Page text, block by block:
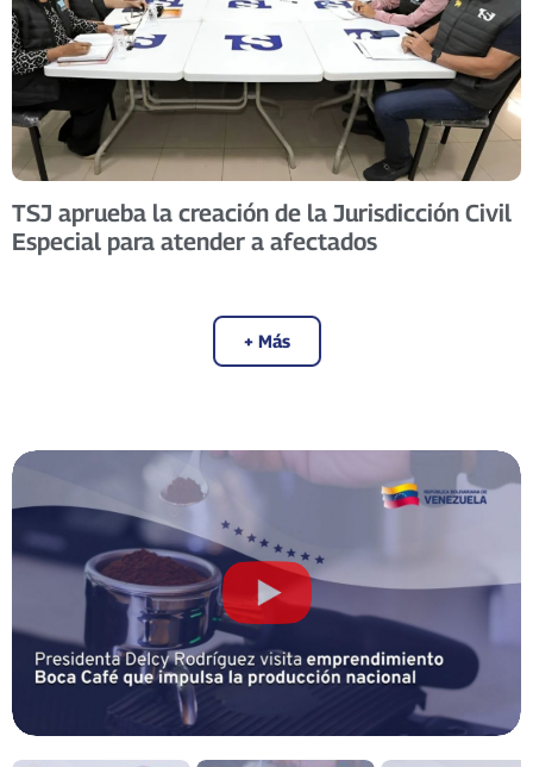
TSJ aprueba la creación de la Jurisdicción Civil
Especial para atender a afectados
+ Más